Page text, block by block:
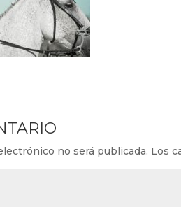
no será publicada. Los